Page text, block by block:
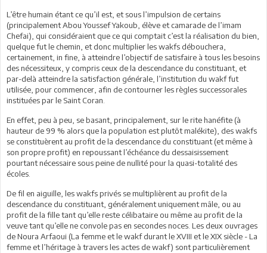
L’être humain étant ce qu’il est, et sous l’impulsion de certains
(principalement Abou Youssef Yakoub, élève et camarade de l’imam
Chefai), qui considéraient que ce qui comptait c’est la réalisation du bien,
quelque fut le chemin, et donc multiplier les wakfs débouchera,
certainement, in fine, à atteindre l’objectif de satisfaire à tous les besoins
des nécessiteux, y compris ceux de la descendance du constituant, et
par-delà atteindre la satisfaction générale, l’institution du wakf fut
utilisée, pour commencer, afin de contourner les règles successorales
instituées par le Saint Coran.
En effet, peu à peu, se basant, principalement, sur le rite hanéfite (à
hauteur de 99 % alors que la population est plutôt malékite), des wakfs
se constituèrent au profit de la descendance du constituant (et même à
son propre profit) en repoussant l’échéance du dessaisissement
pourtant nécessaire sous peine de nullité pour la quasi-totalité des
écoles.
De fil en aiguille, les wakfs privés se multiplièrent au profit de la
descendance du constituant, généralement uniquement mâle, ou au
profit de la fille tant qu’elle reste célibataire ou même au profit de la
veuve tant qu’elle ne convole pas en secondes noces. Les deux ouvrages
de Noura Arfaoui (La femme et le wakf durant le XVIII et le XIX siècle - La
femme et l’héritage à travers les actes de wakf) sont particulièrement